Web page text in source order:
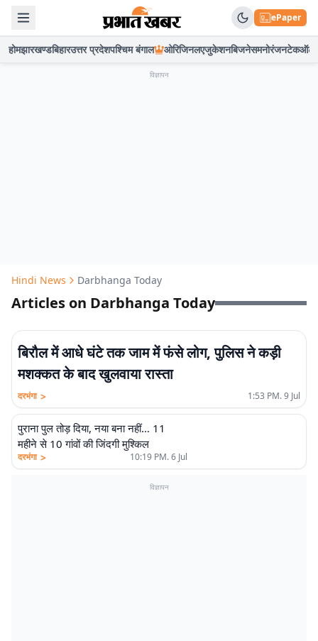
ePaper
होमझारखण्डबिहारउत्तर प्रदेशपश्चिम बंगाल ओरिजिनलएजुकेशनबिजनेसमनोरंजनटेकऑटो
विज्ञापन
Hindi News Darbhanga Today
Articles on Darbhanga Today
बिरौल में आधे घंटे तक जाम में फंसे लोग, पुलिस ने कड़ी
मशक्कत के बाद खुलवाया रास्ता
दरभंगा > 1:53 PM. 9 Jul
पुराना पुल तोड़ दिया, नया बना नहीं… 11
महीने से 10 गांवों की जिंदगी मुश्किल
दरभंगा > 10:19 PM. 6 Jul
विज्ञापन